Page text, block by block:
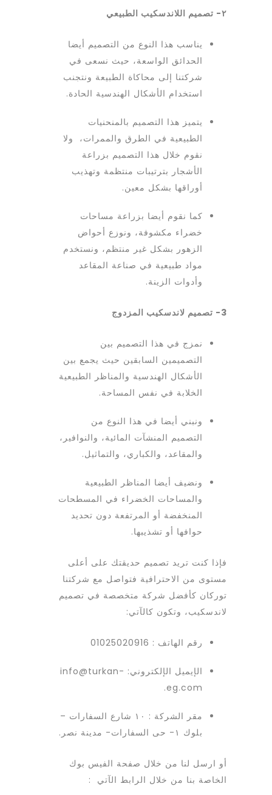
٢- تصميم اللاندسكيب الطبيعي
يناسب هذا النوع من التصميم أيضا
الحدائق الواسعة، حيث نسعى في
شركتنا إلى محاكاة الطبيعة ونتجنب
استخدام الأشكال الهندسية الحادة.
يتميز هذا التصميم بالمنحنيات
الطبيعية في الطرق والممرات، ولا
نقوم خلال هذا التصميم بزراعة
الأشجار بترتيبات منتظمة وتهذيب
أوراقها بشكل معين.
كما نقوم أيضا بزراعة مساحات
خضراء مكشوفة، ونوزع أحواض
الزهور بشكل غير منتظم، ونستخدم
مواد طبيعية في صناعة المقاعد
وأدوات الزينة.
3- تصميم لاندسكيب المزدوج
نمزج في هذا التصميم بين
التصميمين السابقين حيث يجمع بين
الأشكال الهندسية والمناظر الطبيعية
الخلابة في نفس المساحة.
ونبني أيضا في هذا النوع من
التصميم المنشآت المائية، والنوافير،
والمقاعد، والكباري، والتماثيل.
ونضيف أيضا المناظر الطبيعية
والمساحات الخضراء في المسطحات
المنخفضة أو المرتفعة دون تحديد
حوافها أو تشذيبها.
فإذا كنت تريد تصميم حديقتك على أعلى
مستوى من الاحترافية فتواصل مع شركتنا
توركان كأفضل شركة متخصصة في تصميم
لاندسكيب، وتكون كالآتي:
رقم الهاتف : 01025020916
الإيميل الإلكتروني: info@turkan-
eg.com.
مقر الشركة : ١٠ شارع السفارات –
بلوك ١- حى السفارات- مدينة نصر.
أو ارسل لنا من خلال صفحة الفيس بوك
الخاصة بنا من خلال الرابط الآتي :